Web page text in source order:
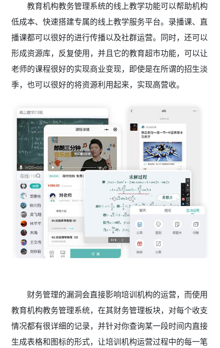
教育机构教务管理系统的线上教学功能可以帮助机构
低成本、快速搭建专属的线上教学服务平台。录播课、直
播课都可以很好的进行传播以及社群运营。同时，还可以
形成资源库，反复使用，并且它的教育超市功能，可以让
老师的课程很好的实现商业变现，即使是在所谓的招生淡
季，也可以很好的将资源利用起来，实现高营收。
财务管理的漏洞会直接影响培训机构的运营，而使用
教育机构教务管理系统，在其财务管理板块，对每个收支
情况都有很详细的记录，并针对你查询某一段时间内直接
生成表格和图标的形式，让培训机构运营过程中的每一笔